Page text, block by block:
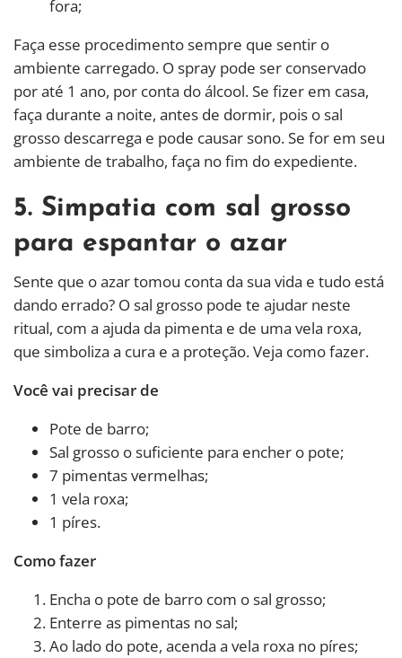
fora;
Faça esse procedimento sempre que sentir o
ambiente carregado. O spray pode ser conservado
por até 1 ano, por conta do álcool. Se fizer em casa,
faça durante a noite, antes de dormir, pois o sal
grosso descarrega e pode causar sono. Se for em seu
ambiente de trabalho, faça no fim do expediente.
5. Simpatia com sal grosso
para espantar o azar
Sente que o azar tomou conta da sua vida e tudo está
dando errado? O sal grosso pode te ajudar neste
ritual, com a ajuda da pimenta e de uma vela roxa,
que simboliza a cura e a proteção. Veja como fazer.
Você vai precisar de
Pote de barro;
Sal grosso o suficiente para encher o pote;
7 pimentas vermelhas;
1 vela roxa;
1 píres.
Como fazer
Encha o pote de barro com o sal grosso;
Enterre as pimentas no sal;
Ao lado do pote, acenda a vela roxa no píres;